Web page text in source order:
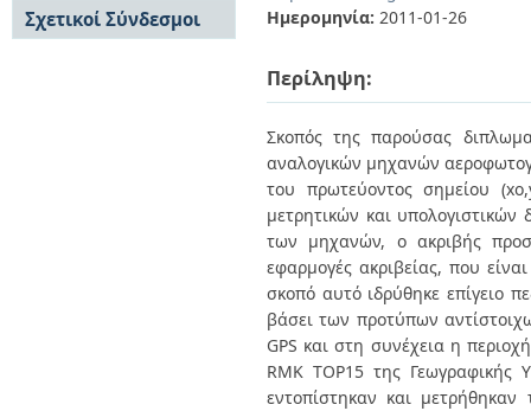
Ημερομηνία: 2011-01-26
Περίληψη:
Σκοπός της παρούσας
αναλογικών μηχανών
του πρωτεύοντος σημείου
μετρητικών και
των μηχανών, ο ακριβής
εφαρμογές ακριβείας, που
σκοπό αυτό ιδρύθηκε επίγειο
βάσει των προτύπων
GPS και στη συνέχεια η
RMK TOP15 της Γεωγραφικής
εντοπίστηκαν και
Τίτλοι
Θέματα
Οδηγίες Χρήσης ΙΑ
Συχνές Ερωτήσεις
Σχετικοί Σύνδεσμοι